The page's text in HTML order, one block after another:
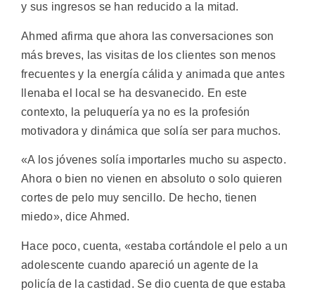
y sus ingresos se han reducido a la mitad.
Ahmed afirma que ahora las conversaciones son
más breves, las visitas de los clientes son menos
frecuentes y la energía cálida y animada que antes
llenaba el local se ha desvanecido. En este
contexto, la peluquería ya no es la profesión
motivadora y dinámica que solía ser para muchos.
«A los jóvenes solía importarles mucho su aspecto.
Ahora o bien no vienen en absoluto o solo quieren
cortes de pelo muy sencillo. De hecho, tienen
miedo», dice Ahmed.
Hace poco, cuenta, «estaba cortándole el pelo a un
adolescente cuando apareció un agente de la
policía de la castidad. Se dio cuenta de que estaba